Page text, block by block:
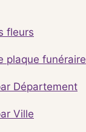
fleurs
plaque funéraire
Département
Ville